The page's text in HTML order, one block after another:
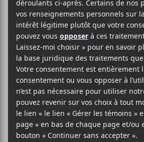
Le
Harold
décède à
Figure emblématique
scènesambientet